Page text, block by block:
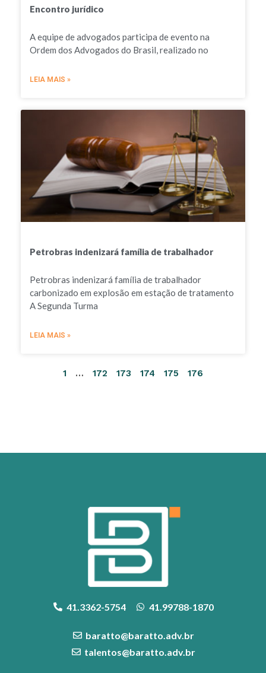
Encontro jurídico
A equipe de advogados participa de evento na
Ordem dos Advogados do Brasil, realizado no
LEIA MAIS »
Petrobras indenizará família de trabalhador
Petrobras indenizará família de trabalhador
carbonizado em explosão em estação de tratamento
A Segunda Turma
LEIA MAIS »
1 … 172 173 174 175 176
41.3362-5754 41.99788-1870
baratto@baratto.adv.br
talentos@baratto.adv.br